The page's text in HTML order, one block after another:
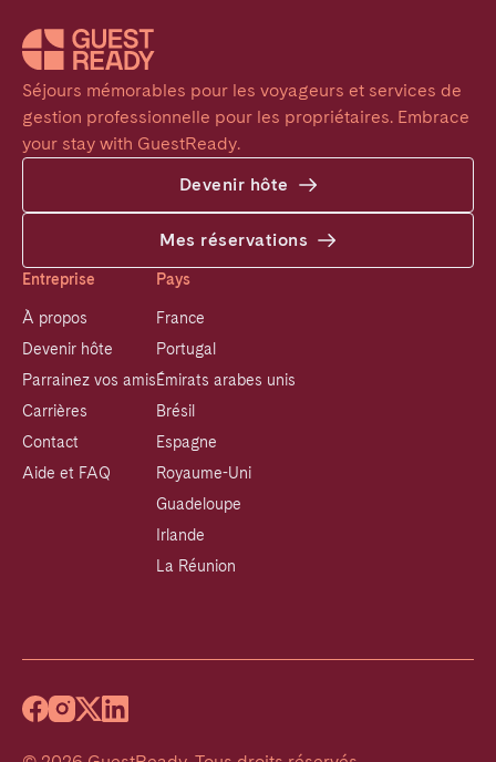
Séjours mémorables pour les voyageurs et services de
gestion professionnelle pour les propriétaires. Embrace
your stay with GuestReady.
Devenir hôte
Mes réservations
Entreprise
À propos
Devenir hôte
Parrainez vos amis
Carrières
Contact
Aide et FAQ
Pays
France
Portugal
Émirats arabes unis
Brésil
Espagne
Royaume-Uni
Guadeloupe
Irlande
La Réunion